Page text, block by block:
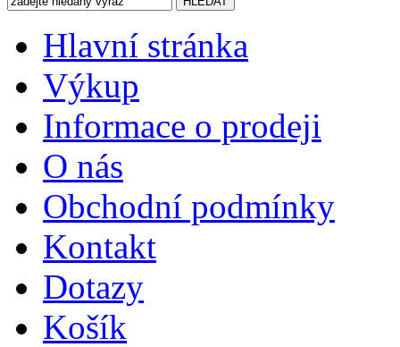
Hlavní stránka
Výkup
Informace o prodeji
O nás
Obchodní podmínky
Kontakt
Dotazy
Košík